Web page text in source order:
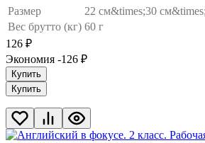
Размер
22 см&times;30
Вес брутто (кг) 60 г
126 ₽
Экономия -126 ₽
Купить
Купить